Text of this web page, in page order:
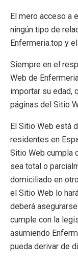
El mero acceso a
ningún tipo de
Enfermeria.top y
Siempre en el
Web de
importar su edad,
páginas del Sitio
El Sitio Web está
residentes en
Sitio Web cumpla
sea total o
domiciliado en
el Sitio Web lo
deberá
cumple con la
asumiendo
pueda derivar de